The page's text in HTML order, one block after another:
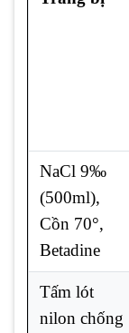
NaCl 9‰
(500ml),
Cồn 70°,
Betadine
Tấm lót
nilon chống